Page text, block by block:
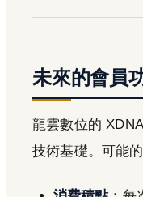
未來的會員
龍雲數位的
技術基礎。可能